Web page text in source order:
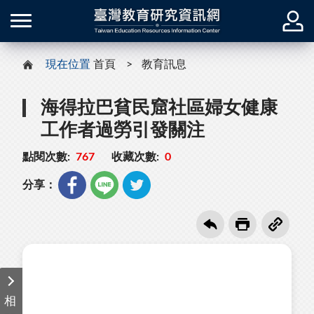
現在位置 首頁 教育訊息
海得拉巴貧民窟社區婦女健康
工作者過勞引發關注
點閱次數: 767 收藏次數: 0
分享：
相